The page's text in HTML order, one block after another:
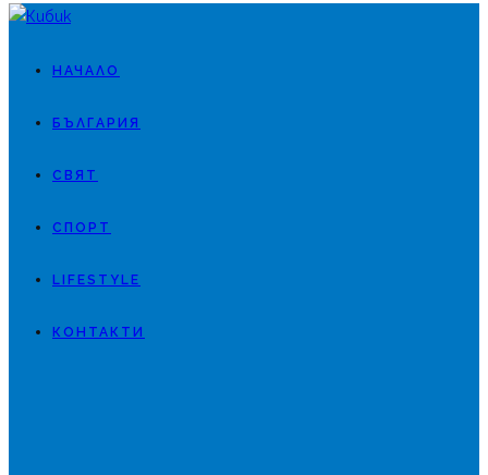
НАЧАЛО
БЪЛГАРИЯ
СВЯТ
СПОРТ
LIFESTYLE
КОНТАКТИ